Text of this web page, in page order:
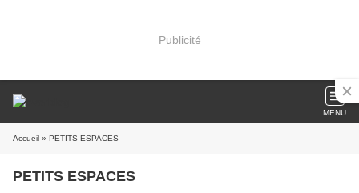
Publicité
MENU
Accueil » PETITS ESPACES
PETITS ESPACES